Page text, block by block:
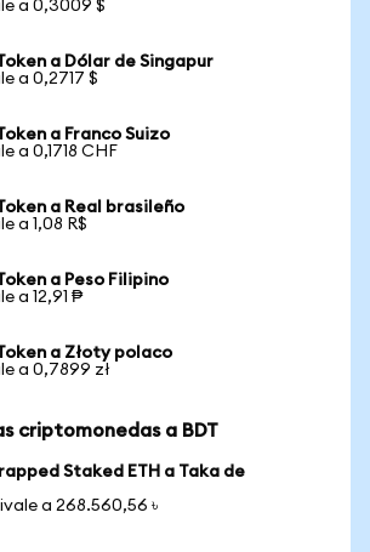
a 0,3009 $
a Dólar de Singapur
a 0,2717 $
a Franco Suizo
a 0,1718 CHF
a Real brasileño
a 1,08 R$
a Peso Filipino
a 12,91 ₱
a Złoty polaco
a 0,7899 zł
criptomonedas a BDT
Staked ETH a Taka de
a 268.560,56 ৳